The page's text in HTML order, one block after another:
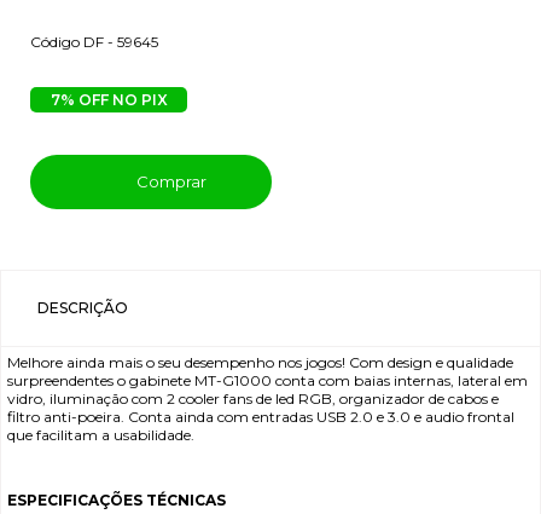
DF - 59645
7% OFF NO PIX
Comprar
DESCRIÇÃO
Melhore ainda mais o seu desempenho nos jogos! Com design e qualidade
surpreendentes o gabinete MT-G1000 conta com baias internas, lateral em
vidro, iluminação com 2 cooler fans de led RGB, organizador de cabos e
filtro anti-poeira. Conta ainda com entradas USB 2.0 e 3.0 e audio frontal
que facilitam a usabilidade.
ESPECIFICAÇÕES TÉCNICAS